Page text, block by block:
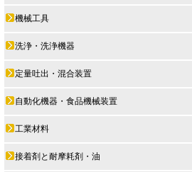
機械工具
洗浄・洗浄機器
定量吐出・混合装置
自動化機器・食品機械装置
工業材料
接着剤と耐摩耗剤・油